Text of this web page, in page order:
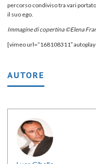
percorso condiviso tra vari
il suo ego.
Immagine di copertina ©Elena
[vimeo url=”168108311″
AUTORE